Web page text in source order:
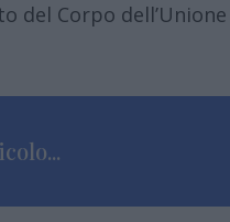
del Corpo dell’Unione